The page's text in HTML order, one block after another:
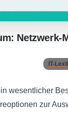
Netzwerk-
IT-
wesentlicher
zur